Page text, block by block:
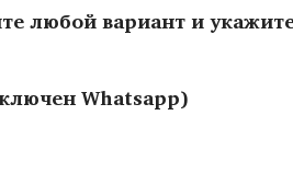
любой вариант и
Whatsapp)